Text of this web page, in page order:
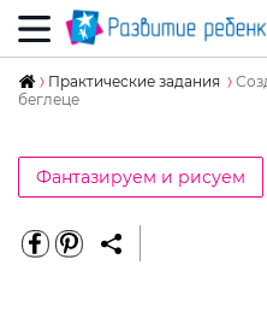
Практические задания
беглеце
Фантазируем и рисуем